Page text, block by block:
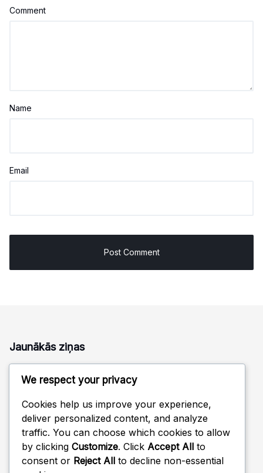
Comment
Name
Email
Jaunākās ziņas
celuloīdu, priekšrocības, trūkumi
Treniņu galda tenisa bumbiņas: Krāsu iespējas, Veiktspēja,
Izmaksas
Treniņu galda tenisa bumbiņas: ātrums, spin, kontrole
Celulozes galda tenisa bumbiņas: salīdzinājums ar plastiku,
priekšrocības, trūkumi
We respect your privacy
Cookies help us improve your experience,
deliver personalized content, and analyze
traffic. You can choose which cookies to allow
by clicking Customize. Click Accept All to
consent or Reject All to decline non-essential